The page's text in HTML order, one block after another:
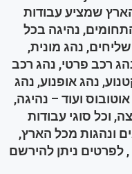
שמציע עבודות
נהיגה בכל
נהג מונית,
רכב פרטי, נהג רכב
נהג אופנוע, נהג
ועוד – נהיגה,
וכל סוגי עבודות
ונהגות מכל הארץ,
לפרטים ניתן להירשם